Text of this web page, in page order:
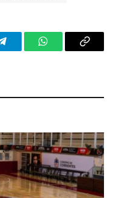
TelegramWhatsAppCopy